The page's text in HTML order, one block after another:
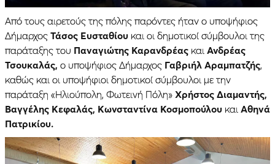
Από τους αιρετούς της πόλης παρόντες ήταν ο υποψήφιος
Δήμαρχος Τάσος Ευσταθίου και οι δημοτικοί σύμβουλοι της
παράταξης του Παναγιώτης Καρανδρέας και Ανδρέας
Τσουκαλάς, ο υποψήφιος Δήμαρχος Γαβριήλ Αραμπατζής,
καθώς και οι υποψήφιοι δημοτικοί σύμβουλοι με την
παράταξη «Ηλιούπολη, Φωτεινή Πόλη» Χρήστος Διαμαντής,
Βαγγέλης Κεφαλάς, Κωνσταντίνα Κοσμοπούλου και Αθηνά
Πατρικίου.